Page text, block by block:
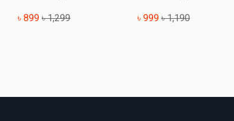
৳ 899 ৳ 1,299 ৳ 999 ৳ 1,190